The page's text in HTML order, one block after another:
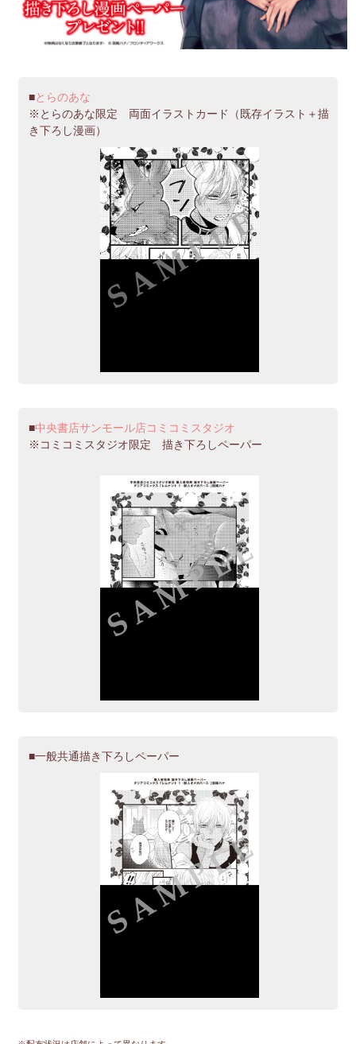
とらのあな
※とらのあな限定 両面イラストカード（既存イラスト＋描
き下ろし漫画）
中央書店サンモール店コミコミスタジオ
※コミコミスタジオ限定 描き下ろしペーパー
一般共通描き下ろしペーパー